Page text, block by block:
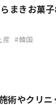
まきお菓
産 韓国
術やクリニ